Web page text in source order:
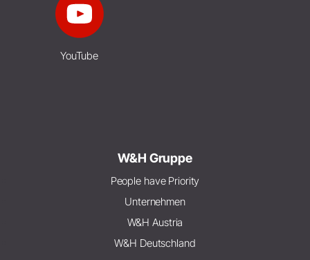
YouTube
W&H Gruppe
People have Priority
Unternehmen
W&H Austria
W&H Deutschland